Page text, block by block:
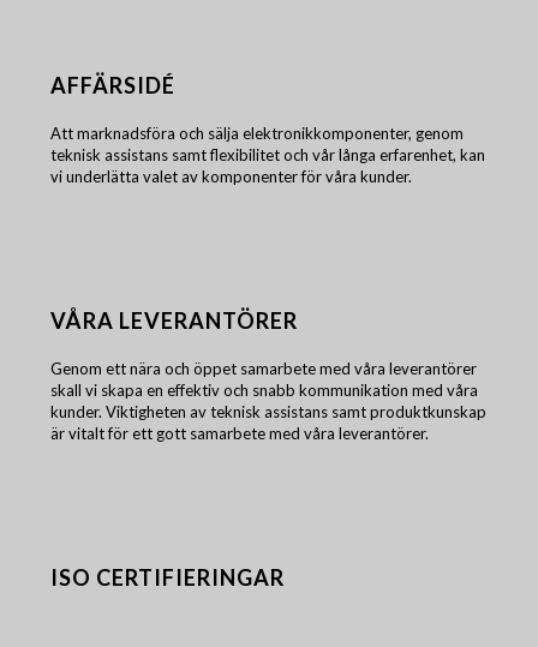
AFFÄRSIDÉ
Att marknadsföra och sälja elektronikkomponenter, genom
teknisk assistans samt flexibilitet och vår långa erfarenhet, kan
vi underlätta valet av komponenter för våra kunder.
VÅRA LEVERANTÖRER
Genom ett nära och öppet samarbete med våra leverantörer
skall vi skapa en effektiv och snabb kommunikation med våra
kunder. Viktigheten av teknisk assistans samt produktkunskap
är vitalt för ett gott samarbete med våra leverantörer.
ISO CERTIFIERINGAR